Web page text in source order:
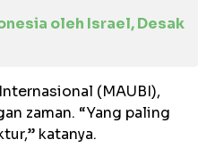
oleh Israel, Desak
(MAUBI),
zaman. “Yang paling
katanya.